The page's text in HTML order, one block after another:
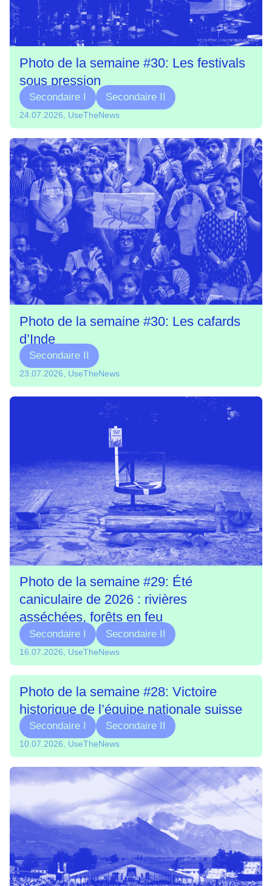
Photo de la semaine #30: Les festivals
sous pression
Secondaire I Secondaire II
24.07.2026, UseTheNews
Photo de la semaine #30: Les cafards
d’Inde
Secondaire II
23.07.2026, UseTheNews
Photo de la semaine #29: Été
caniculaire de 2026 : rivières
asséchées, forêts en feu
Secondaire I Secondaire II
16.07.2026, UseTheNews
Photo de la semaine #28: Victoire
historique de l’équipe nationale suisse
Secondaire I Secondaire II
10.07.2026, UseTheNews